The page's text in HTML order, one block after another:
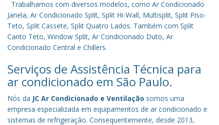
Trabalhamos com diversos modelos, como Ar Condicionado
Janela, Ar Condicionado Split, Split Hi-Wall, Multisplit, Split Piso-
Teto, Split Cassete, Split Quatro Lados. Também com Split
Canto Teto, Window Split, Ar Condicionado Duto, Ar
Condicionado Central e Chillers.
Serviços de Assistência Técnica para
ar condicionado em São Paulo.
Nós da JC Ar Condicionado e Ventilação somos uma
empresa especializada em equipamentos de ar condicionado e
sistemas de refrigeração. Consequentemente, desde 2013,